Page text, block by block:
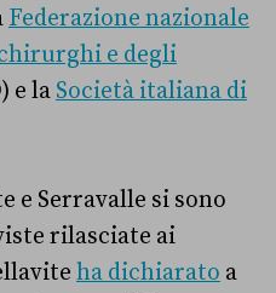
Federazione nazionale
e degli
e la Società italiana di
e Serravalle si sono
rilasciate ai
ha dichiarato a